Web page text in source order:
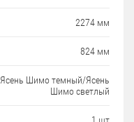
2274 мм
824 мм
Ясень Шимо темный/Ясень
Шимо светлый
1 шт